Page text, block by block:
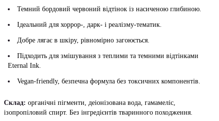
Темний бордовий червоний відтінок із насиченою глибиною.
Ідеальний для хоррор-, дарк- і реалізму-тематик.
Добре лягає в шкіру, рівномірно загоюється.
Підходить для змішування з теплими та темними відтінками
Eternal Ink.
Vegan-friendly, безпечна формула без токсичних компонентів.
Склад: органічні пігменти, деіонізована вода, гамамеліс,
ізопропіловий спирт. Без інгредієнтів тваринного походження.